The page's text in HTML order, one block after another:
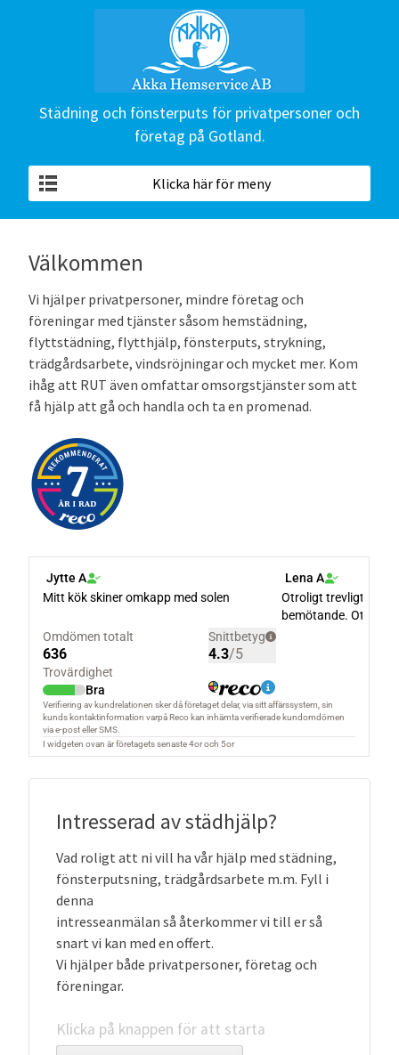
Städning och fönsterputs för privatpersoner och
företag på Gotland.
Klicka här för meny
Välkommen
Vi hjälper privatpersoner, mindre företag och
föreningar med tjänster såsom hemstädning,
flyttstädning, flytthjälp, fönsterputs, strykning,
trädgårdsarbete, vindsröjningar och mycket mer. Kom
ihåg att RUT även omfattar omsorgstjänster som att
få hjälp att gå och handla och ta en promenad.
Intresserad av städhjälp?
Vad roligt att ni vill ha vår hjälp med städning,
fönsterputsning, trädgårdsarbete m.m. Fyll i
denna
intresseanmälan så återkommer vi till er så
snart vi kan med en offert.
Vi hjälper både privatpersoner, företag och
föreningar.
Klicka på knappen för att starta